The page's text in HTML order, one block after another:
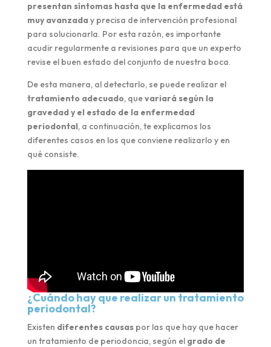
presentan síntomas hasta que la enfermedad está
muy avanzaday precisa de intervención profesional
para solucionarla. Por esta razón, es importante
acudir regularmente a revisiones para que un experto
revise el buen estado del conjunto de nuestra boca.
De esta manera, al detectarlo, se puede realizar el
tratamiento adecuado, quevariará según la
gravedad y el estado de la enfermedad
periodontal, a continuación, te explicamos los
diferentes casos en los que conviene realizarlo y en
qué consiste.
¿Cuándo hay que realizar un tratamiento
periodontal?
Existen diferentes causaspor las que hay que hacer
un tratamiento de periodoncia, según el grado de